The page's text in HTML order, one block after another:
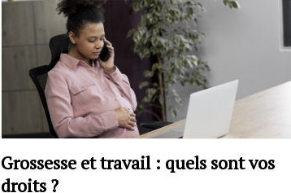
Grossesse et travail : quels sont vos
droits ?